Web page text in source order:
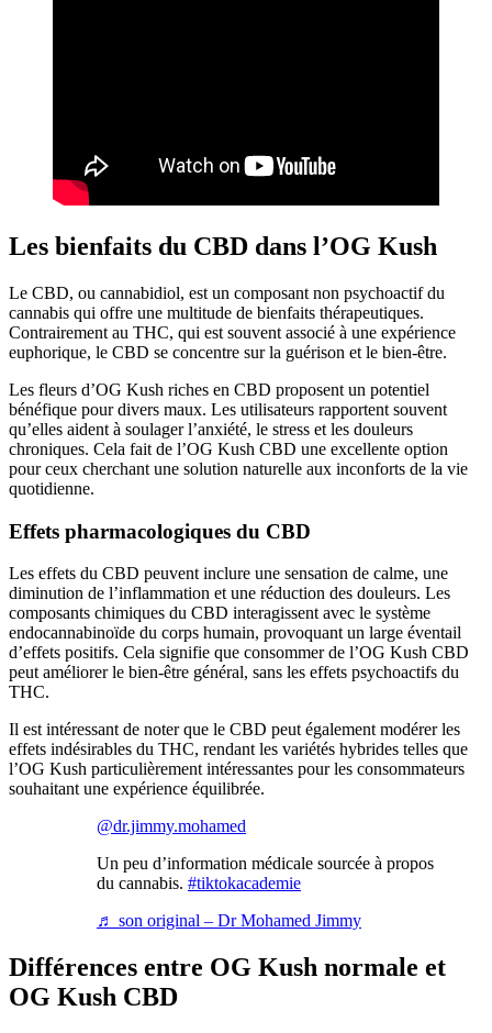
Les bienfaits du CBD dans l’OG Kush
Le CBD, ou cannabidiol, est un composant non psychoactif du
cannabis qui offre une multitude de bienfaits thérapeutiques.
Contrairement au THC, qui est souvent associé à une expérience
euphorique, le CBD se concentre sur la guérison et le bien-être.
Les fleurs d’OG Kush riches en CBD proposent un potentiel
bénéfique pour divers maux. Les utilisateurs rapportent souvent
qu’elles aident à soulager l’anxiété, le stress et les douleurs
chroniques. Cela fait de l’OG Kush CBD une excellente option
pour ceux cherchant une solution naturelle aux inconforts de la vie
quotidienne.
Effets pharmacologiques du CBD
Les effets du CBD peuvent inclure une sensation de calme, une
diminution de l’inflammation et une réduction des douleurs. Les
composants chimiques du CBD interagissent avec le système
endocannabinoïde du corps humain, provoquant un large éventail
d’effets positifs. Cela signifie que consommer de l’OG Kush CBD
peut améliorer le bien-être général, sans les effets psychoactifs du
THC.
Il est intéressant de noter que le CBD peut également modérer les
effets indésirables du THC, rendant les variétés hybrides telles que
l’OG Kush particulièrement intéressantes pour les consommateurs
souhaitant une expérience équilibrée.
@dr.jimmy.mohamed
Un peu d’information médicale sourcée à propos
du cannabis. #tiktokacademie
♬ son original – Dr Mohamed Jimmy
Différences entre OG Kush normale et
OG Kush CBD